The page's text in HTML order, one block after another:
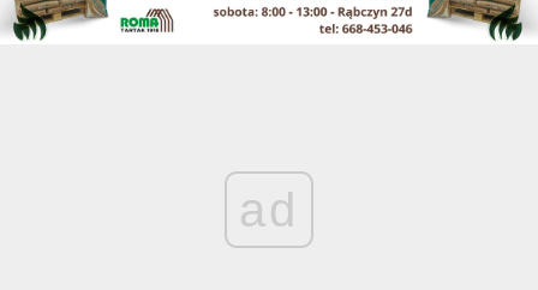
ad